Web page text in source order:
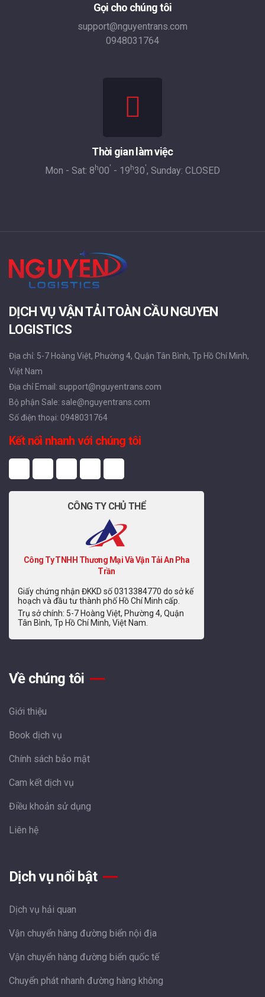
Gọi cho chúng tôi
support@nguyentrans.com
0948031764
Thời gian làm việc
Mon - Sat: 8 h00' - 19 h30', Sunday: CLOSED
DỊCH VỤ VẬN TẢI TOÀN CẦU NGUYEN
LOGISTICS
Địa chỉ: 5-7 Hoàng Việt, Phường 4, Quận Tân Bình, Tp Hồ Chí Minh,
Việt Nam
Địa chỉ Email: support@nguyentrans.com
Bộ phận Sale: sale@nguyentrans.com
Số điện thoại: 0948031764
Kết nối nhanh với chúng tôi
CÔNG TY CHỦ THỂ
Công Ty TNHH Thương Mại Và Vận Tải An Pha
Trần
Giấy chứng nhận ĐKKD số 0313384770 do sở kế
hoạch và đầu tư thành phố Hồ Chí Minh cấp.
Trụ sở chính: 5-7 Hoàng Việt, Phường 4, Quận
Tân Bình, Tp Hồ Chí Minh, Việt Nam.
Về chúng tôi
Giới thiệu
Book dịch vụ
Chính sách bảo mật
Cam kết dịch vụ
Điều khoản sử dụng
Liên hệ
Dịch vụ nổi bật
Dịch vụ hải quan
Vận chuyển hàng đường biển nội địa
Vận chuyển hàng đường biển quốc tế
Chuyển phát nhanh đường hàng không